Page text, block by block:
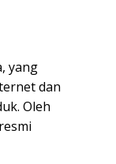
yang
dan
Oleh